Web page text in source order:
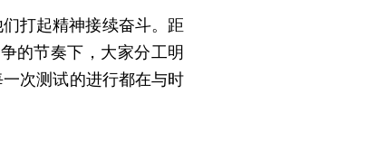
打起精神接续奋斗。距
的节奏下，大家分工明
次测试的进行都在与时